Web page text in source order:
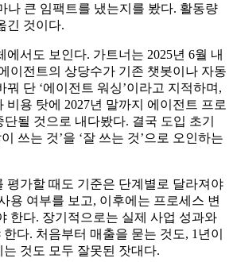
나 큰 임팩트를 냈는지를 봤다. 활동량
긴 것이다.
에서도 보인다. 가트너는 2025년 6월 내
이전트의 상당수가 기존 챗봇이나 자동
꿔 단 ‘에이전트 워싱’이라고 지적하며,
비용 탓에 2027년 말까지 에이전트 프로
될 것으로 내다봤다. 결국 도입 초기
쓰는 것’을 ‘잘 쓰는 것’으로 오인하는
평가할 때도 기준은 단계별로 달라져야
용 여부를 보고, 이후에는 프로세스 변
한다. 장기적으로는 실제 사업 성과와
다. 처음부터 매출을 묻는 것도, 1년이
것도 모두 잘못된 잣대다.